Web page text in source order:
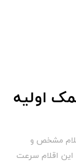
اولیه
مشخص و
اقلام سرعت